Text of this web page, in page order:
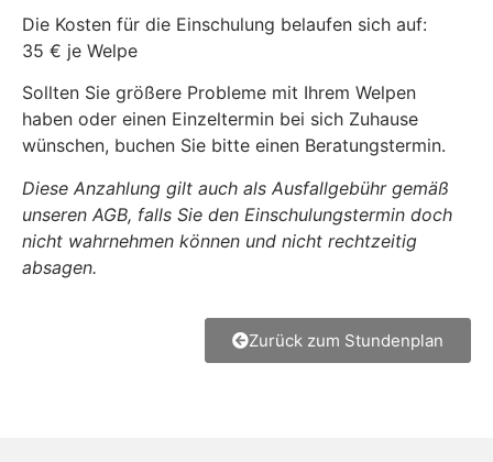
Die Kosten für die Einschulung belaufen sich auf:
35 € je Welpe
Sollten Sie größere Probleme mit Ihrem Welpen
haben oder einen Einzeltermin bei sich Zuhause
wünschen, buchen Sie bitte einen Beratungstermin.
Diese Anzahlung gilt auch als Ausfallgebühr gemäß
unseren AGB, falls Sie den Einschulungstermin doch
nicht wahrnehmen können und nicht rechtzeitig
absagen.
Zurück zum Stundenplan